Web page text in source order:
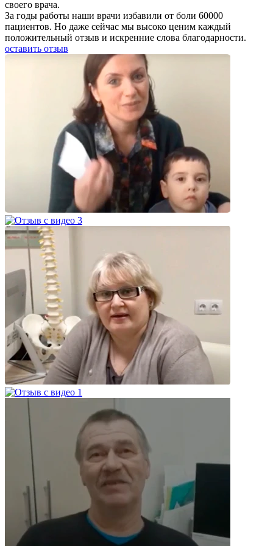
своего врача.
За годы работы наши врачи избавили от боли 60000
пациентов. Но даже сейчас мы высоко ценим каждый
положительный отзыв и искренние слова благодарности.
оставить отзыв